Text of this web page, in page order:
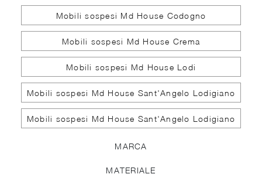
Mobili sospesi Md House Codogno
Mobili sospesi Md House Crema
Mobili sospesi Md House Lodi
Mobili sospesi Md House Sant'Angelo Lodigiano
Mobili sospesi Md House Sant'Angelo Lodigiano
MARCA
MATERIALE